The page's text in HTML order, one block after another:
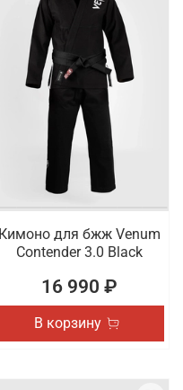
Кимоно для бжж Venum
Contender 3.0 Black
16 990 ₽
В корзину